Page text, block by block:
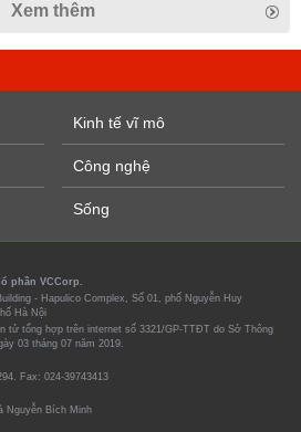
Xem thêm
Kinh tế vĩ mô
Công nghệ
Sống
phần VCCorp.
- Hapulico Complex, Số 01, phố Nguyễn Huy
Hà Nội
tử tổng hợp trên internet số 3321/GP-TTĐT do Sở Thông
03 tháng 07 năm 2019.
Fax: 024-39743413
Nguyễn Bích Minh